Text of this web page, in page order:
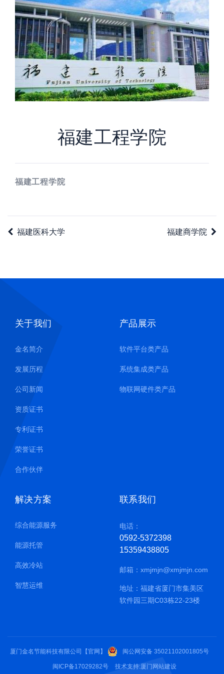
福建工程学院
福建工程学院
福建医科大学 福建商学院
关于我们
金名简介
发展历程
公司新闻
资质证书
专利证书
荣誉证书
合作伙伴
产品展示
软件平台类产品
系统集成类产品
物联网硬件类产品
解决方案
综合能源服务
能源托管
高效冷站
智慧运维
联系我们
电话：
0592-5372398
15359438805
邮箱： xmjmjn@xmjmjn.com
地址：福建省厦门市集美区
软件园三期C03栋22-23楼
厦门金名节能科技有限公司【官网】 闽公网安备 35021102001805号
闽ICP备17029282号 技术支持:厦门网站建设